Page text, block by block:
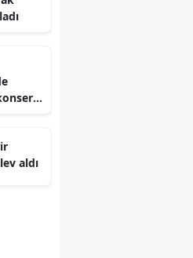
aldı